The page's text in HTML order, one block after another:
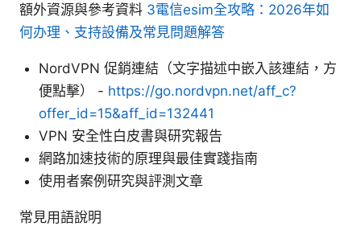
額外資源與參考資料 3電信esim全攻略：2026年如
何办理、支持設備及常見問題解答
NordVPN 促銷連結（文字描述中嵌入該連結，方
便點擊） - https://go.nordvpn.net/aff_c?
offer_id=15&aff_id=132441
VPN 安全性白皮書與研究報告
網路加速技術的原理與最佳實踐指南
使用者案例研究與評測文章
常見用語說明